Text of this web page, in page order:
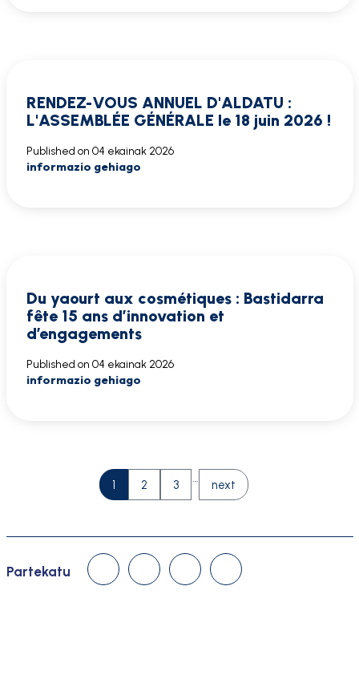
RENDEZ-VOUS ANNUEL D'ALDATU :
L'ASSEMBLÉE GÉNÉRALE le 18 juin 2026 !
Published on 04 ekainak 2026
informazio gehiago
Du yaourt aux cosmétiques : Bastidarra
fête 15 ans d’innovation et
d’engagements
Published on 04 ekainak 2026
informazio gehiago
page
1 page
2 page
3 … next
Partekatu
Linked InFacebookTwitter Email